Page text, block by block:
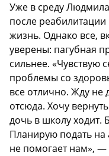
Уже в среду
после
жизнь. Однако все,
уверены: пагубная
сильнее. «Чувствую
проблемы со
все отлично. Жду не
отсюда. Хочу
дочь в школу ходит.
Планирую подать
не помогает нам», —